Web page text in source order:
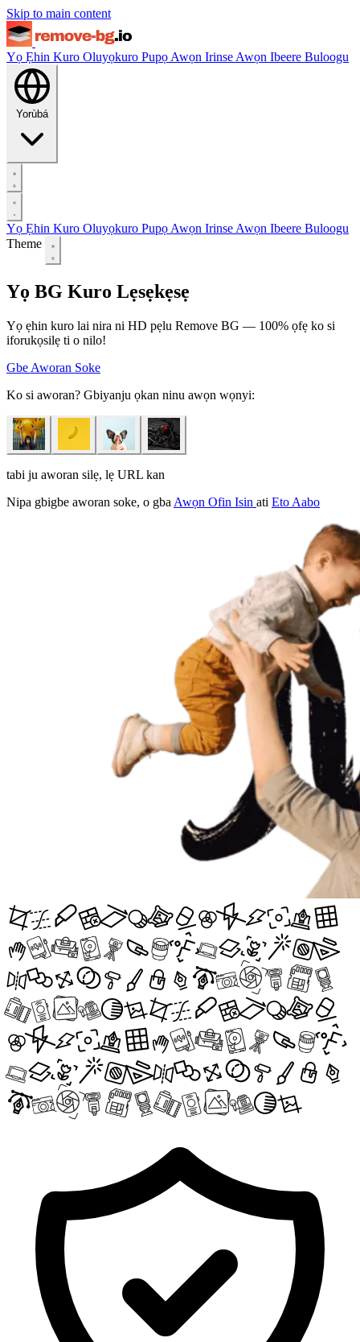
Skip to main content
Yọ Ẹhin Kuro Oluyọkuro Pupọ Awọn Irinse Awọn Ibeere Buloogu
Yorùbá
Yọ Ẹhin Kuro Oluyọkuro Pupọ Awọn Irinse Awọn Ibeere Buloogu
Theme
Yọ BG Kuro Lẹsẹkẹsẹ
Yọ ẹhin kuro lai nira ni HD pẹlu Remove BG — 100% ọfẹ ko si
iforukọsilẹ ti o nilo!
Gbe Aworan Soke
Ko si aworan? Gbiyanju ọkan ninu awọn wọnyi:
tabi ju aworan silẹ, lẹ URL kan
Nipa gbigbe aworan soke, o gba Awọn Ofin Isin ati Eto Aabo